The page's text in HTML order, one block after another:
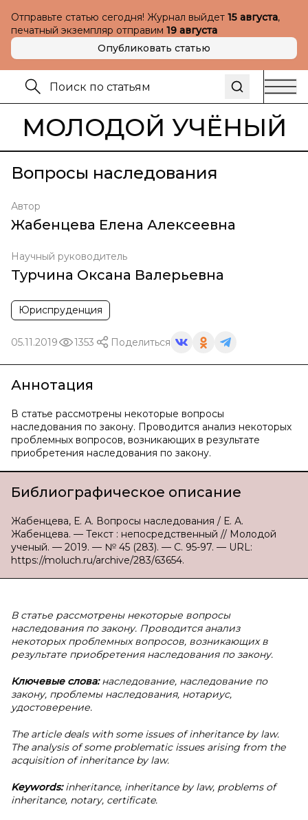
Отправьте статью сегодня! Журнал выйдет 15 августа,
печатный экземпляр отправим 19 августа
Опубликовать статью
МОЛОДОЙ УЧЁНЫЙ
Вопросы наследования
Автор
Жабенцева Елена Алексеевна
Научный руководитель
Турчина Оксана Валерьевна
Юриспруденция
05.11.2019 1353 Поделиться
Аннотация
В статье рассмотрены некоторые вопросы
наследования по закону. Проводится анализ некоторых
проблемных вопросов, возникающих в результате
приобретения наследования по закону.
Библиографическое описание
Жабенцева, Е. А. Вопросы наследования / Е. А.
Жабенцева. — Текст : непосредственный // Молодой
ученый. — 2019. — № 45 (283). — С. 95-97. — URL:
https://moluch.ru/archive/283/63654.
В статье рассмотрены некоторые вопросы
наследования по закону. Проводится анализ
некоторых проблемных вопросов, возникающих в
результате приобретения наследования по закону.
Ключевые слова:наследование, наследование по
закону, проблемы наследования, нотариус,
удостоверение.
The article deals with some issues of inheritance by law.
The analysis of some problematic issues arising from the
acquisition of inheritance by law.
Keywords:inheritance, inheritance by law, problems of
inheritance, notary, certificate.